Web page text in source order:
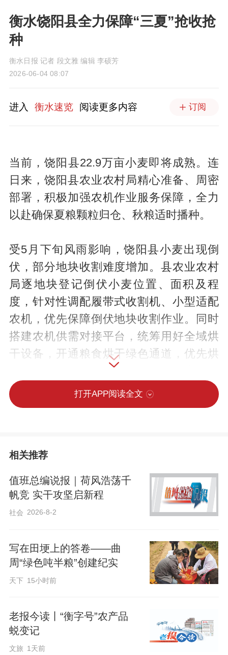
衡水饶阳县全力保障“三夏”抢收抢
种
衡水日报 记者 段文雅 编辑 李硕芳
2026-06-04 08:07
进入 衡水速览 阅读更多内容 订阅
当前，饶阳县22.9万亩小麦即将成熟。连
日来，饶阳县农业农村局精心准备、周密
部署，积极加强农机作业服务保障，全力
以赴确保夏粮颗粒归仓、秋粮适时播种。
受5月下旬风雨影响，饶阳县小麦出现倒
伏，部分地块收割难度增加。县农业农村
局逐地块登记倒伏小麦位置、面积及程
度，针对性调配履带式收割机、小型适配
农机，优先保障倒伏地块收割作业。同时
搭建农机供需对接平台，统筹用好全域烘
干设备，开通粮食烘干绿色通道，优先烘
干倒伏、高湿度小麦，杜绝粮食霉变、发
芽损耗。
油补给、机具维修、饮水休息、政策咨询
等一站式便民服务。针对6月上旬天气多
变、阴雨天气多发，他们还与气象部门紧
密联动，提前发布农事预警，指导农户和
收，把丰收紧紧握在手中。
此外，“三夏”生产中，饶阳县持续深化“大
植大户、社会化服务组织帮扶清单，精准
对接无劳动力、弱劳动力小农户需求，全
面推行农资代购、机械代耕、小麦代收、
打开APP阅读全文
相关推荐
值班总编说报｜荷风浩荡千
帆竞 实干攻坚启新程
社会 2026-8-2
写在田埂上的答卷——曲
周“绿色吨半粮”创建纪实
天下 15小时前
老报今读丨“衡字号”农产品
蜕变记
文旅 1天前